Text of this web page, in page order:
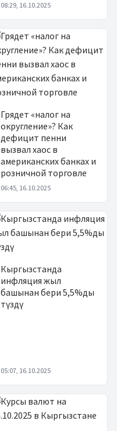
08:29, 16.10.2025
Грядет «налог на
округление»? Как
дефицит пенни
вызвал хаос в
американских банках и
розничной торговле
06:45, 16.10.2025
Кыргызстанда
инфляция жыл
башынан бери 5,5%ды
түздү
05:07, 16.10.2025